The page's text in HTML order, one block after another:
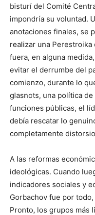
bisturí del Comité
impondría su voluntad.
anotaciones finales, se
realizar una
fuera, en alguna
evitar el derrumbe del
comienzo, durante lo
glasnots, una política
funciones públicas, el
debía rescatar lo
completamente
A las reformas
ideológicas. Cuando
indicadores sociales y
Gorbachov fue por
Pronto, los grupos más